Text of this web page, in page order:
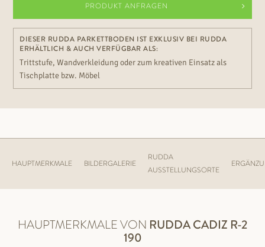
PRODUKT ANFRAGEN
DIESER RUDDA PARKETTBODEN IST EXKLUSIV BEI RUDDA
ERHÄLTLICH & AUCH VERFÜGBAR ALS:
Trittstufe, Wandverkleidung oder zum kreativen Einsatz als
Tischplatte bzw. Möbel
HAUPTMERKMALE BILDERGALERIE
RUDDA
AUSSTELLUNGSORTE
HAUPTMERKMALE VON RUDDACADIZ R-2
190